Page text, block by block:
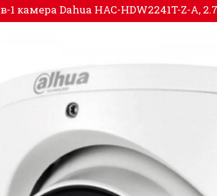
1 камера Dahua HAC-HDW2241T-Z-A,